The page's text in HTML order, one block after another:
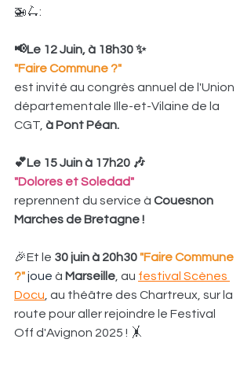
🚁🛴:
📢Le 12 Juin, à 18h30✨
"Faire Commune ?"
est invité au congrès annuel de l'Union
départementale Ille-et-Vilaine de la
CGT, à Pont Péan.
💕Le 15 Juin à 17h20 🎶
"Dolores et Soledad"
reprennent du service à Couesnon
Marches de Bretagne !
🎉Et le 30 juin à 20h30 "Faire Commune
?"joue à Marseille , au festival Scènes
Docu , au théâtre des Chartreux, sur la
route pour aller rejoindre le Festival
Off d'Avignon 2025 ! 🤸